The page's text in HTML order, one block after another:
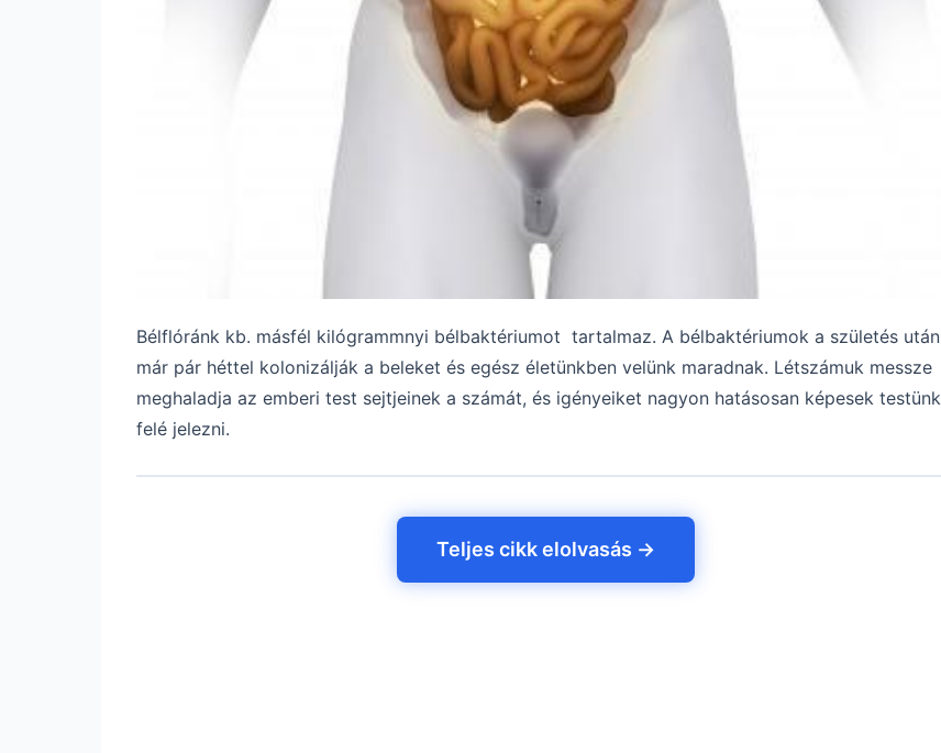
Bélflóránk kb. másfél kilógrammnyi bélbaktériumot tartalmaz. A bélbaktériumok a születés után
már pár héttel kolonizálják a beleket és egész életünkben velünk maradnak. Létszámuk messze
meghaladja az emberi test sejtjeinek a számát, és igényeiket nagyon hatásosan képesek testünk
felé jelezni.
Teljes cikk elolvasás →